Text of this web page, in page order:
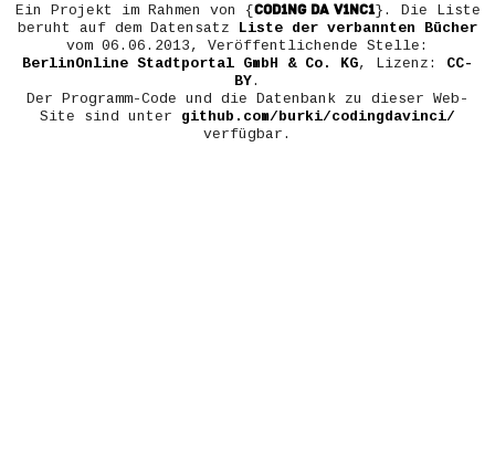
Ein Projekt im Rahmen von {COD1NG DA V1NC1}. Die Liste
beruht auf dem Datensatz Liste der verbannten Bücher
vom 06.06.2013, Veröffentlichende Stelle:
BerlinOnline Stadtportal GmbH & Co. KG, Lizenz: CC-
BY.
Der Programm-Code und die Datenbank zu dieser Web-
Site sind unter github.com/burki/codingdavinci/
verfügbar.